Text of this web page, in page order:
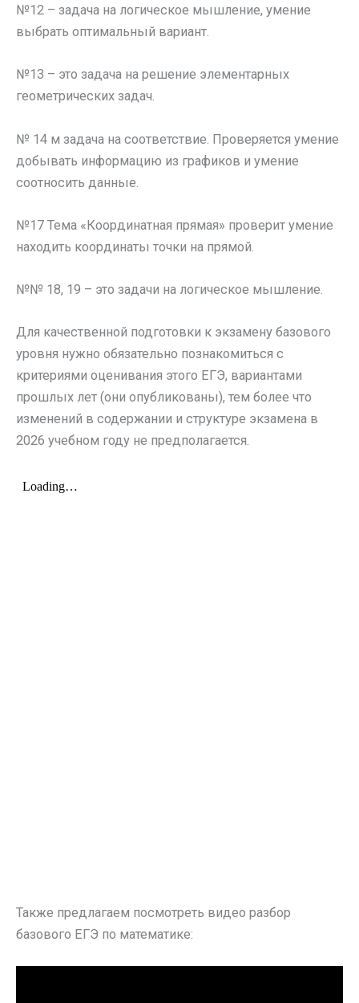
№12 – задача на логическое мышление, умение
выбрать оптимальный вариант.
№13 – это задача на решение элементарных
геометрических задач.
№ 14 м задача на соответствие. Проверяется умение
добывать информацию из графиков и умение
соотносить данные.
№17 Тема «Координатная прямая» проверит умение
находить координаты точки на прямой.
№№ 18, 19 – это задачи на логическое мышление.
Для качественной подготовки к экзамену базового
уровня нужно обязательно познакомиться с
критериями оценивания этого ЕГЭ, вариантами
прошлых лет (они опубликованы), тем более что
изменений в содержании и структуре экзамена в
2026 учебном году не предполагается.
Также предлагаем посмотреть видео разбор
базового ЕГЭ по математике: